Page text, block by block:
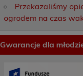
Przekazaliśmy
ogrodem na czas
Gwarancje dla